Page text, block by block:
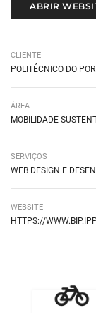
ABRIR
CLIENTE
POLITÉCNICO DO
ÁREA
MOBILIDADE
SERVIÇOS
WEB DESIGN E
WEBSITE
HIPERLIGAÇÃO
HTTPS://